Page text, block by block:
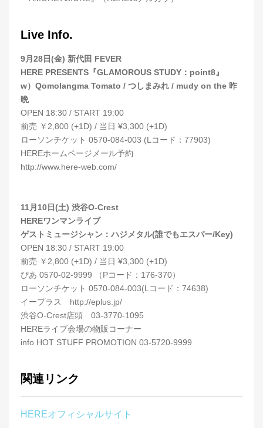
Live Info.
9月28日(金) 新代田 FEVER
HERE PRESENTS『GLAMOROUS STUDY：point8』
w）Qomolangma Tomato / つしまみれ / mudy on the 昨
晩
OPEN 18:30 / START 19:00
前売 ￥2,800 (+1D) / 当日 ¥3,300 (+1D)
ローソンチケット 0570-084-003 (Lコード：77903)
HEREホームページメール予約
http://www.here-web.com/
11月10日(土) 渋谷O-Crest
HEREワンマンライブ
ゲストミュージシャン：ハジメタル(誰でもエスパー/Key)
OPEN 18:30 / START 19:00
前売 ￥2,800 (+1D) / 当日 ¥3,300 (+1D)
ぴあ 0570-02-9999 （Pコード：176-370）
ローソンチケット 0570-084-003(Lコード：74638)
イープラス http://eplus.jp/
渋谷O-Crest店頭 03-3770-1095
HEREライブ会場の物販コーナー
info HOT STUFF PROMOTION 03-5720-9999
関連リンク
HEREオフィシャルサイト